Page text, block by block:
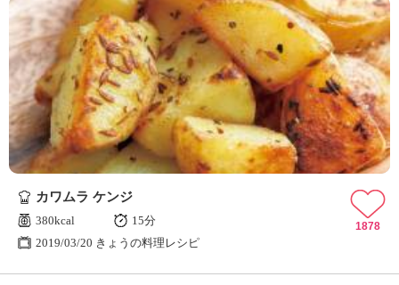
カワムラ ケンジ
380kcal
15分
2019/03/20 きょうの料理レシピ
1878